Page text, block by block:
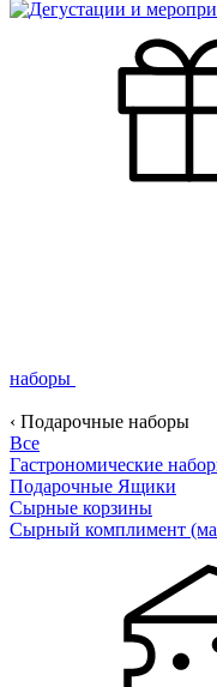
наборы
‹ Подарочные наборы
Все
Гастрономические
Подарочные Ящики
Сырные корзины
Сырный комплимент